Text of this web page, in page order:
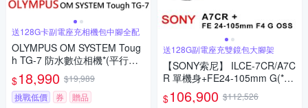
送128G卡副電座充相機包中腳全配
OLYMPUS OM SYSTEM Toug
h TG-7 防水數位相機*(平行輸
入)-紅
$18,990 $19,989
挑戰低價
券 贈品
送128G副電座充雙鏡包大腳架
【SONY索尼】 ILCE-7CR/A7C
R 單機身+FE24-105mm G(*
(中文平輸)
$106,900 $112,526